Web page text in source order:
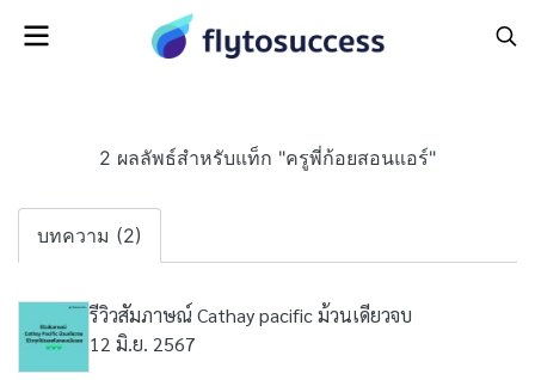
2 ผลลัพธ์สำหรับแท็ก "ครูพี่ก้อยสอนแอร์"
บทความ (2)
รีวิวสัมภาษณ์ Cathay pacific ม้วนเดียวจบ
12 มิ.ย. 2567